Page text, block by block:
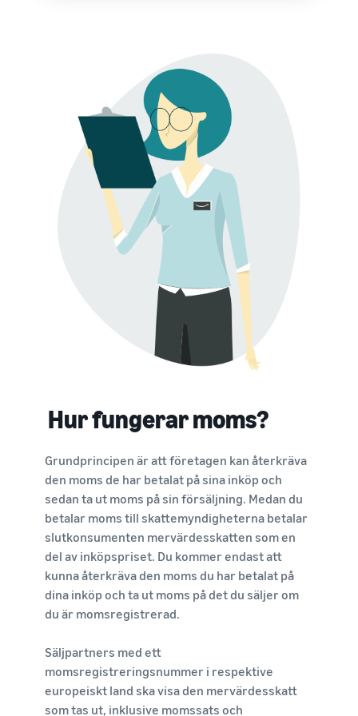
Stillahavsområdet,
Mellanöstern och
Nordafrika.
Hur fungerar moms?
Grundprincipen är att företagen kan återkräva
den moms de har betalat på sina inköp och
sedan ta ut moms på sin försäljning. Medan du
betalar moms till skattemyndigheterna betalar
slutkonsumenten mervärdesskatten som en
del av inköpspriset. Du kommer endast att
kunna återkräva den moms du har betalat på
dina inköp och ta ut moms på det du säljer om
du är momsregistrerad.
Säljpartners med ett
momsregistreringsnummer i respektive
europeiskt land ska visa den mervärdesskatt
som tas ut, inklusive momssats och